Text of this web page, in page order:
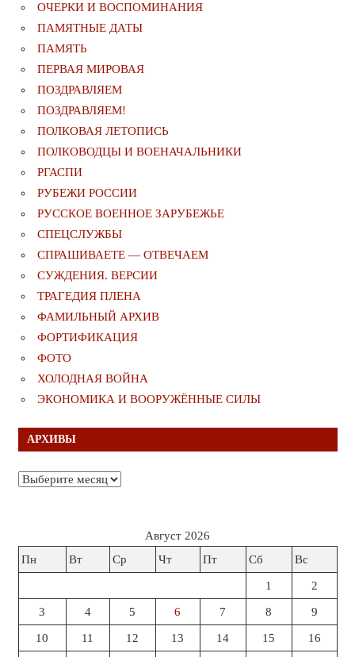
ОЧЕРКИ И ВОСПОМИНАНИЯ
ПАМЯТНЫЕ ДАТЫ
ПАМЯТЬ
ПЕРВАЯ МИРОВАЯ
ПОЗДРАВЛЯЕМ
ПОЗДРАВЛЯЕМ!
ПОЛКОВАЯ ЛЕТОПИСЬ
ПОЛКОВОДЦЫ И ВОЕНАЧАЛЬНИКИ
РГАСПИ
РУБЕЖИ РОССИИ
РУССКОЕ ВОЕННОЕ ЗАРУБЕЖЬЕ
СПЕЦСЛУЖБЫ
СПРАШИВАЕТЕ — ОТВЕЧАЕМ
СУЖДЕНИЯ. ВЕРСИИ
ТРАГЕДИЯ ПЛЕНА
ФАМИЛЬНЫЙ АРХИВ
ФОРТИФИКАЦИЯ
ФОТО
ХОЛОДНАЯ ВОЙНА
ЭКОНОМИКА И ВООРУЖЁННЫЕ СИЛЫ
АРХИВЫ
Архивы
Август 2026
Пн
Вт Ср Чт Пт Сб Вс
1 2
3 4 5 6 7 8 9
10 11 12 13 14 15 16